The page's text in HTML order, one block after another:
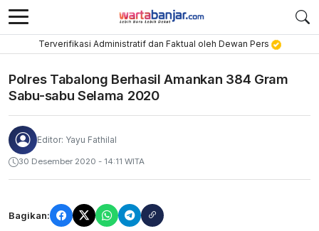
Terverifikasi Administratif dan Faktual oleh Dewan Pers
Polres Tabalong Berhasil Amankan 384 Gram
Sabu-sabu Selama 2020
Editor: Yayu Fathilal
30 Desember 2020 - 14:11 WITA
Bagikan: